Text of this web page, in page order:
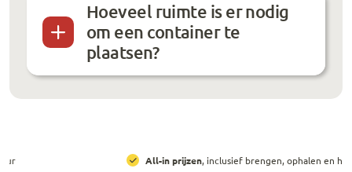
Hoeveel ruimte is er nodig
om een container te
plaatsen?
All-in prijzen, inclusief brengen, ophalen en huur